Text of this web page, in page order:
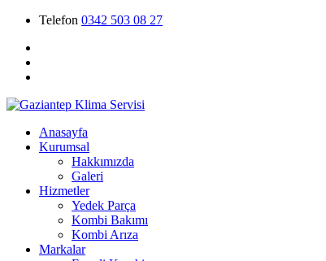
Telefon 0342 503 08 27
Anasayfa
Kurumsal
Hakkımızda
Galeri
Hizmetler
Yedek Parça
Kombi Bakımı
Kombi Arıza
Markalar